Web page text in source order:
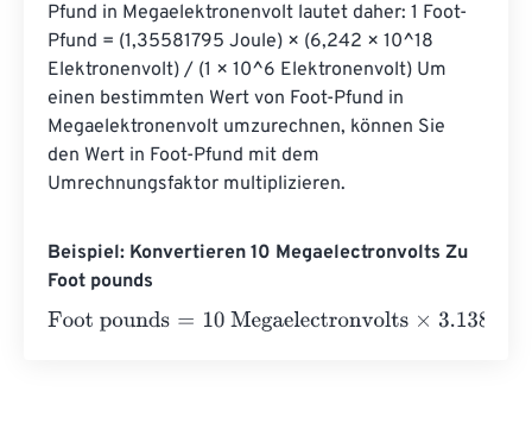
Pfund in Megaelektronenvolt lautet daher: 1 Foot-
Pfund = (1,35581795 Joule) × (6,242 × 10^18
Elektronenvolt) / (1 × 10^6 Elektronenvolt) Um
einen bestimmten Wert von Foot-Pfund in
Megaelektronenvolt umzurechnen, können Sie
den Wert in Foot-Pfund mit dem
Umrechnungsfaktor multiplizieren.
Beispiel: Konvertieren 10 Megaelectronvolts Zu
Foot pounds
Foot pounds=10 Megaelectronvolts×